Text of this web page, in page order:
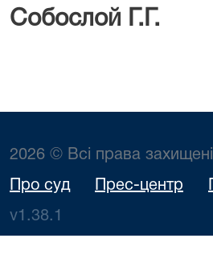
Собослой Г.Г.
2026 © Всі права захищені
Про суд Прес-центр
v1.38.1